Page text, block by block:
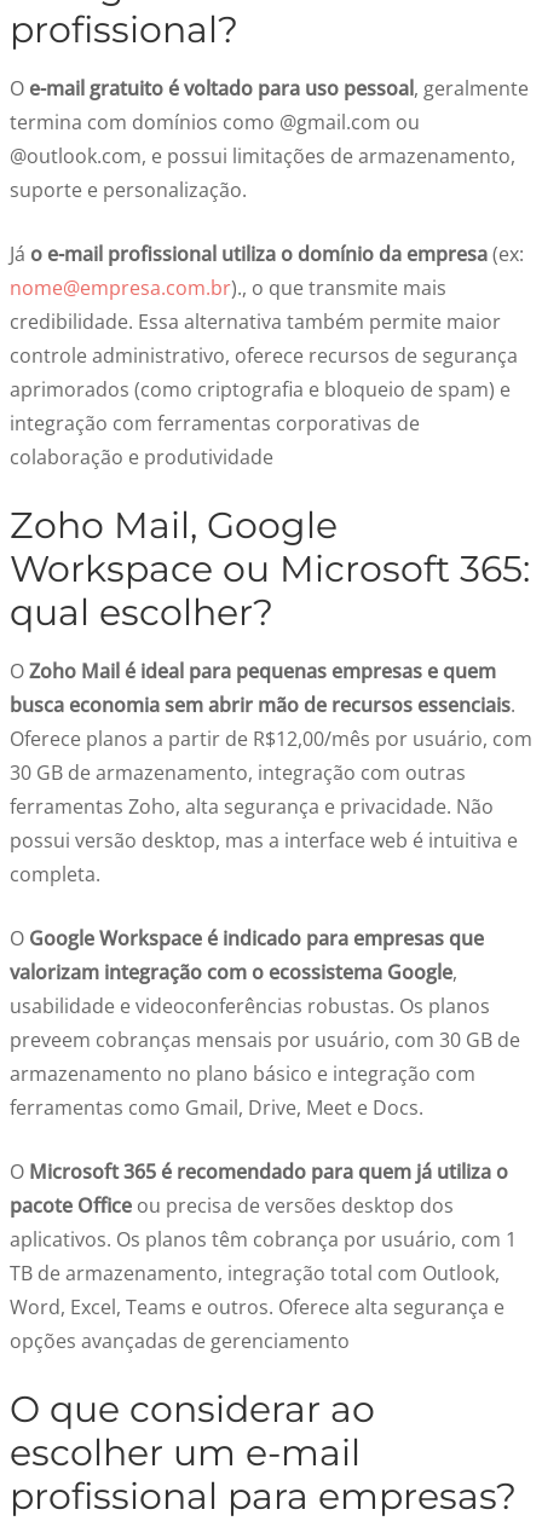
profissional?
O e-mail gratuito é voltado para uso pessoal, geralmente
termina com domínios como @gmail.com ou
@outlook.com, e possui limitações de armazenamento,
suporte e personalização.
Já o e-mail profissional utiliza o domínio da empresa(ex:
nome@empresa.com.br)., o que transmite mais
credibilidade. Essa alternativa também permite maior
controle administrativo, oferece recursos de segurança
aprimorados (como criptografia e bloqueio de spam) e
integração com ferramentas corporativas de
colaboração e produtividade
Zoho Mail, Google
Workspace ou Microsoft 365:
qual escolher?
OZoho Mail é ideal para pequenas empresas e quem
busca economia sem abrir mão de recursos essenciais.
Oferece planos a partir de R$12,00/mês por usuário, com
30 GB de armazenamento, integração com outras
ferramentas Zoho, alta segurança e privacidade. Não
possui versão desktop, mas a interface web é intuitiva e
completa.
O Google Workspace é indicado para empresas que
valorizam integração com o ecossistema Google,
usabilidade e videoconferências robustas. Os planos
preveem cobranças mensais por usuário, com 30 GB de
armazenamento no plano básico e integração com
ferramentas como Gmail, Drive, Meet e Docs.
O Microsoft 365 é recomendado para quem já utiliza o
pacote Office ou precisa de versões desktop dos
aplicativos. Os planos têm cobrança por usuário, com 1
TB de armazenamento, integração total com Outlook,
Word, Excel, Teams e outros. Oferece alta segurança e
opções avançadas de gerenciamento
O que considerar ao
escolher um e-mail
profissional para empresas?